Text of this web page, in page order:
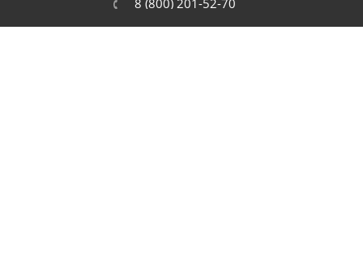
order@cit.ru